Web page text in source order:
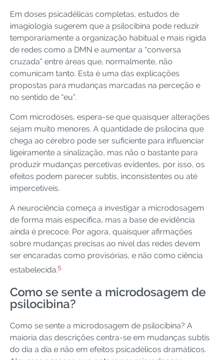
Em doses psicadélicas completas, estudos de
imagiologia sugerem que a psilocibina pode reduzir
temporariamente a organização habitual e mais rígida
de redes como a DMN e aumentar a “conversa
cruzada” entre áreas que, normalmente, não
comunicam tanto. Esta é uma das explicações
propostas para mudanças marcadas na perceção e
no sentido de “eu”.
Com microdoses, espera-se que quaisquer alterações
sejam muito menores. A quantidade de psilocina que
chega ao cérebro pode ser suficiente para influenciar
ligeiramente a sinalização, mas não o bastante para
produzir mudanças percetivas evidentes, por isso, os
efeitos podem parecer subtis, inconsistentes ou até
impercetíveis.
A neurociência começa a investigar a microdosagem
de forma mais específica, mas a base de evidência
ainda é precoce. Por agora, quaisquer afirmações
sobre mudanças precisas ao nível das redes devem
ser encaradas como provisórias, e não como ciência
estabelecida.5
Como se sente a microdosagem de
psilocibina?
Como se sente a microdosagem de psilocibina? A
maioria das descrições centra-se em mudanças subtis
do dia a dia e não em efeitos psicadélicos dramáticos.